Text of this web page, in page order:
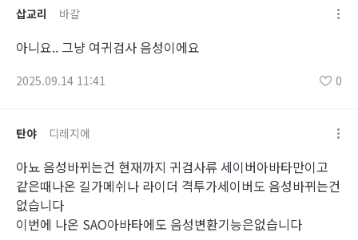
삽교리 바칼
아니요.. 그냥 여귀검사 음성이에요
2025.09.14 11:41 0
탄야 디레지에
아뇨 음성바뀌는건 현재까지 귀검사류 세이버아바타만이고
같은때나온 길가메쉬나 라이더 격투가세이버도 음성바뀌는건
없습니다
이번에 나온 SAO아바타에도 음성변환기능은없습니다